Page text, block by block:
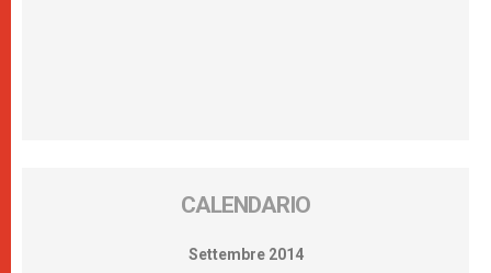
CALENDARIO
Settembre 2014